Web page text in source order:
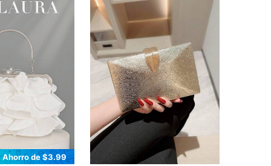
Ahorro de $3.99